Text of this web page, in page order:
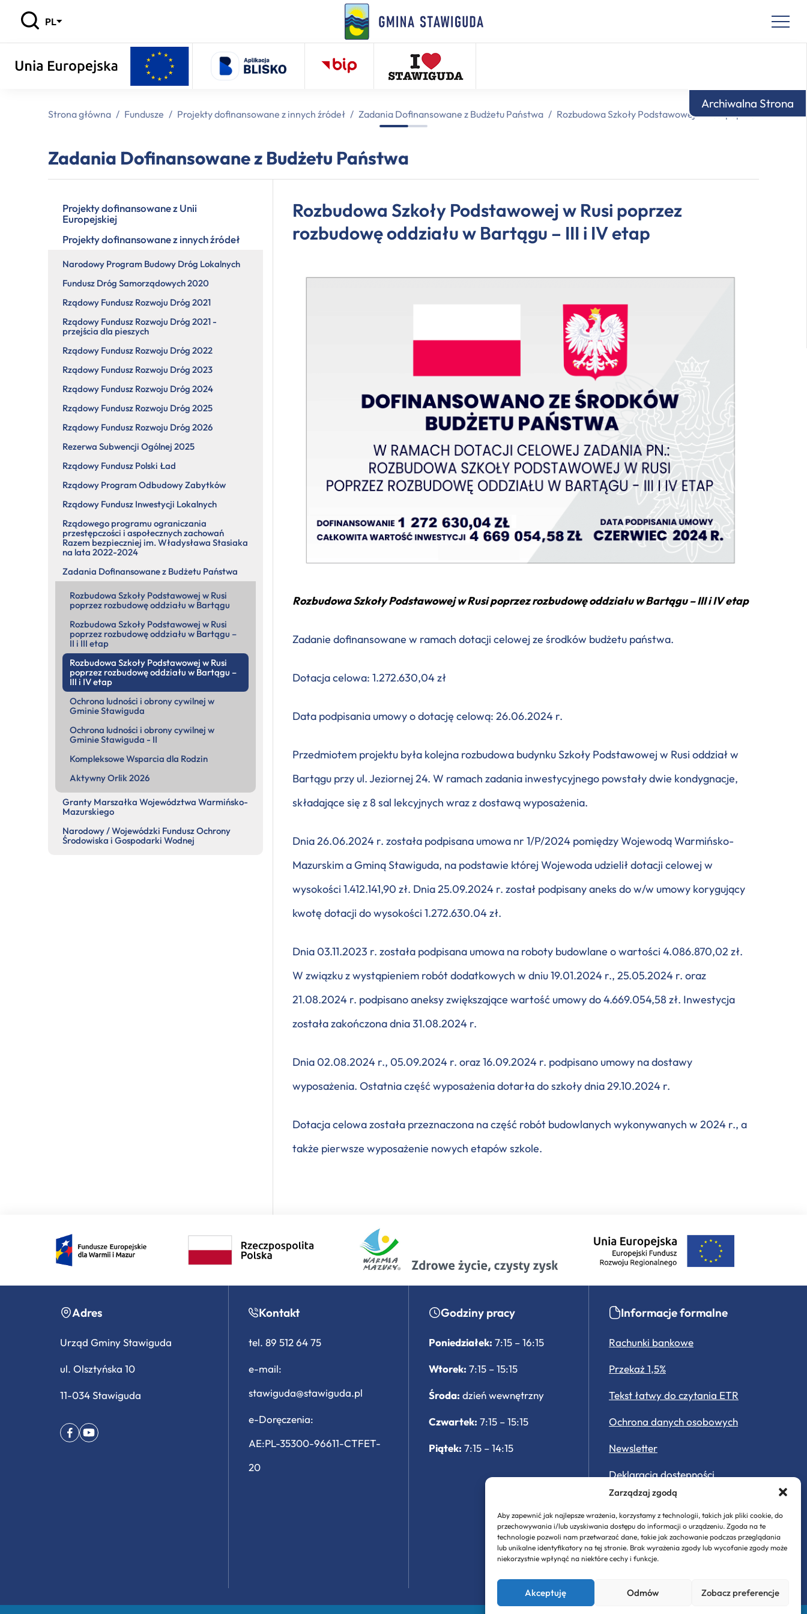
Zarządzaj zgodą
Aby zapewnić jak najlepsze wrażenia, korzystamy z technologii, takich jak pliki cookie, do
przechowywania i/lub uzyskiwania dostępu do informacji o urządzeniu. Zgoda na te
technologie pozwoli nam przetwarzać dane, takie jak zachowanie podczas przeglądania
lub unikalne identyfikatory na tej stronie. Brak wyrażenia zgody lub wycofanie zgody może
niekorzystnie wpłynąć na niektóre cechy i funkcje.
Akceptuję Odmów Zobacz preferencje
PL
Archiwalna Strona
Strona główna / Fundusze / Projekty dofinansowane z innych źródeł / Zadania Dofinansowane z Budżetu Państwa / Rozbudowa Szkoły Podstawowej w Rusi poprzez
Zadania Dofinansowane z Budżetu Państwa
Projekty dofinansowane z Unii
Europejskiej
Projekty dofinansowane z innych źródeł
Narodowy Program Budowy Dróg Lokalnych
Fundusz Dróg Samorządowych 2020
Rządowy Fundusz Rozwoju Dróg 2021
Rządowy Fundusz Rozwoju Dróg 2021 -
przejścia dla pieszych
Rządowy Fundusz Rozwoju Dróg 2022
Rządowy Fundusz Rozwoju Dróg 2023
Rządowy Fundusz Rozwoju Dróg 2024
Rządowy Fundusz Rozwoju Dróg 2025
Rządowy Fundusz Rozwoju Dróg 2026
Rezerwa Subwencji Ogólnej 2025
Rządowy Fundusz Polski Ład
Rządowy Program Odbudowy Zabytków
Rządowy Fundusz Inwestycji Lokalnych
Rządowego programu ograniczania
przestępczości i aspołecznych zachowań
Razem bezpieczniej im. Władysława Stasiaka
na lata 2022-2024
Zadania Dofinansowane z Budżetu Państwa
Rozbudowa Szkoły Podstawowej w Rusi
poprzez rozbudowę oddziału w Bartągu
Rozbudowa Szkoły Podstawowej w Rusi
poprzez rozbudowę oddziału w Bartągu –
II i III etap
Rozbudowa Szkoły Podstawowej w Rusi
poprzez rozbudowę oddziału w Bartągu –
III i IV etap
Ochrona ludności i obrony cywilnej w
Gminie Stawiguda
Ochrona ludności i obrony cywilnej w
Gminie Stawiguda - II
Kompleksowe Wsparcia dla Rodzin
Aktywny Orlik 2026
Granty Marszałka Województwa Warmińsko-
Mazurskiego
Narodowy / Wojewódzki Fundusz Ochrony
Środowiska i Gospodarki Wodnej
Rozbudowa Szkoły Podstawowej w Rusi poprzez
rozbudowę oddziału w Bartągu – III i IV etap
Rozbudowa Szkoły Podstawowej w Rusi poprzez rozbudowę oddziału w Bartągu – III i IV etap
Zadanie dofinansowane w ramach dotacji celowej ze środków budżetu państwa.
Dotacja celowa: 1.272.630,04 zł
Data podpisania umowy o dotację celową: 26.06.2024 r.
Przedmiotem projektu była kolejna rozbudowa budynku Szkoły Podstawowej w Rusi oddział w
Bartągu przy ul. Jeziornej 24. W ramach zadania inwestycyjnego powstały dwie kondygnacje,
składające się z 8 sal lekcyjnych wraz z dostawą wyposażenia.
Dnia 26.06.2024 r. została podpisana umowa nr 1/P/2024 pomiędzy Wojewodą Warmińsko-
Mazurskim a Gminą Stawiguda, na podstawie której Wojewoda udzielił dotacji celowej w
wysokości 1.412.141,90 zł. Dnia 25.09.2024 r. został podpisany aneks do w/w umowy korygujący
kwotę dotacji do wysokości 1.272.630.04 zł.
Dnia 03.11.2023 r. została podpisana umowa na roboty budowlane o wartości 4.086.870,02 zł.
W związku z wystąpieniem robót dodatkowych w dniu 19.01.2024 r., 25.05.2024 r. oraz
21.08.2024 r. podpisano aneksy zwiększające wartość umowy do 4.669.054,58 zł. Inwestycja
została zakończona dnia 31.08.2024 r.
Dnia 02.08.2024 r., 05.09.2024 r. oraz 16.09.2024 r. podpisano umowy na dostawy
wyposażenia. Ostatnia część wyposażenia dotarła do szkoły dnia 29.10.2024 r.
Dotacja celowa została przeznaczona na część robót budowlanych wykonywanych w 2024 r., a
także pierwsze wyposażenie nowych etapów szkole.
Adres
Urząd Gminy Stawiguda
ul. Olsztyńska 10
11-034 Stawiguda
Kontakt
tel. 89 512 64 75
e-mail:
stawiguda@stawiguda.pl
e-Doręczenia:
AE:PL-35300-96611-CTFET-
20
Godziny pracy
Poniedziałek: 7:15 – 16:15
Wtorek: 7:15 – 15:15
Środa: dzień wewnętrzny
Czwartek: 7:15 – 15:15
Piątek: 7:15 – 14:15
Informacje formalne
Rachunki bankowe
Przekaż 1,5%
Tekst łatwy do czytania ETR
Ochrona danych osobowych
Newsletter
Deklaracja dostępności
Ekologia
Historia Stawigudy
System Informacji Przestrzennej